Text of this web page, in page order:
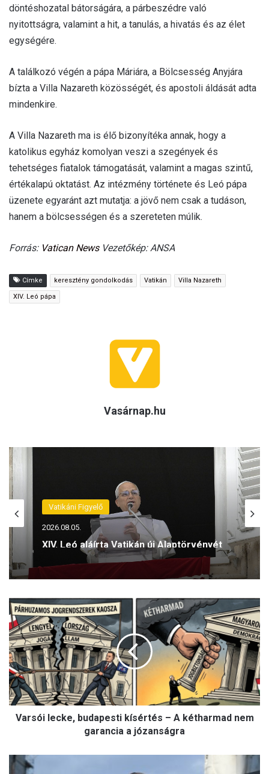
döntéshozatal bátorságára, a párbeszédre való
nyitottságra, valamint a hit, a tanulás, a hivatás és az élet
egységére.
A találkozó végén a pápa Máriára, a Bölcsesség Anyjára
bízta a Villa Nazareth közösségét, és apostoli áldását adta
mindenkire.
A Villa Nazareth ma is élő bizonyítéka annak, hogy a
katolikus egyház komolyan veszi a szegények és
tehetséges fiatalok támogatását, valamint a magas szintű,
értékalapú oktatást. Az intézmény története és Leó pápa
üzenete egyaránt azt mutatja: a jövő nem csak a tudáson,
hanem a bölcsességen és a szereteten múlik.
Forrás:Vatican NewsVezetőkép: ANSA
Címke keresztény gondolkodás Vatikán Villa Nazareth
XIV. Leó pápa
Vasárnap.hu
Vatikáni Figyelő
2026.08.05.
XIV. Leó aláírta Vatikán új Alaptörvényét
V
a
r
s
ó
i
l
e
c
b
Varsói lecke, budapesti kísértés – A kétharmad nem
garancia a józanságra
S